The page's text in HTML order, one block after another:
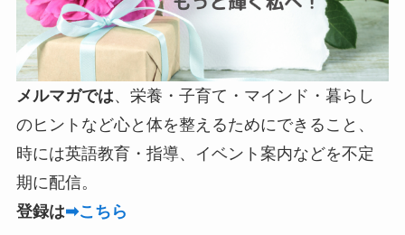
メルマガでは、栄養・子育て・マインド・暮らし
のヒントなど心と体を整えるためにできること、
時には英語教育・指導、イベント案内などを不定
期に配信。
登録は➡こちら